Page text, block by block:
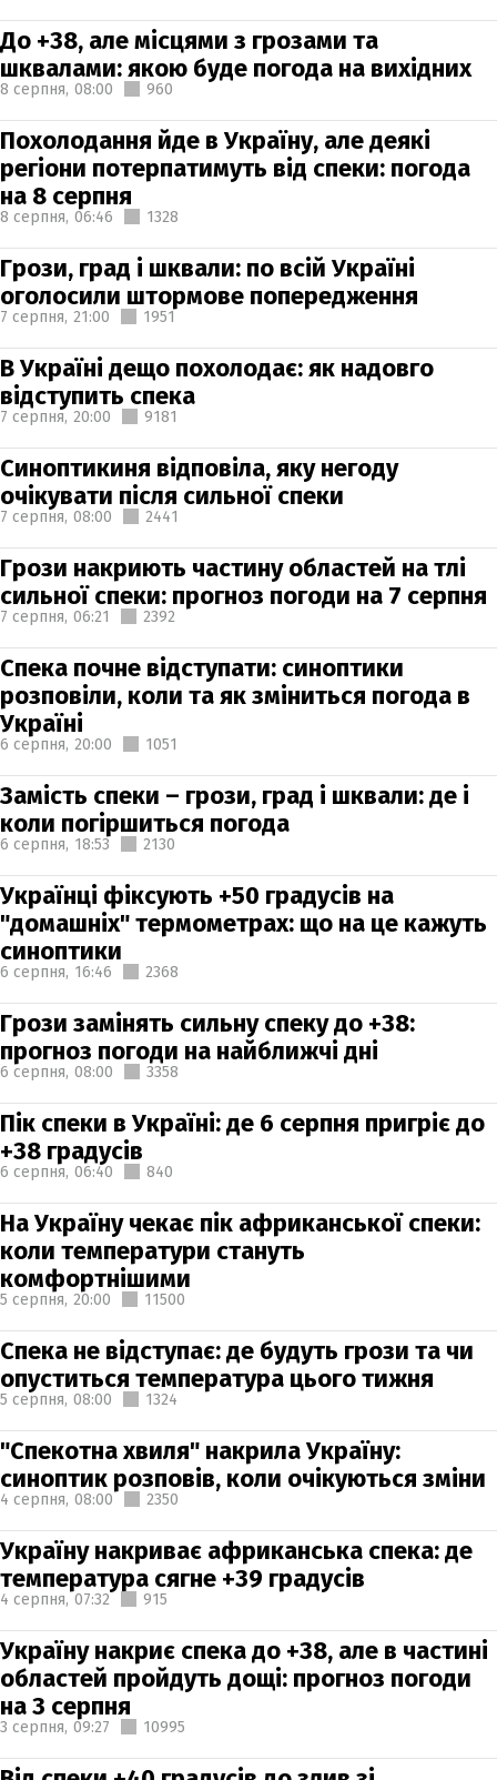
До +38, але місцями з грозами та
шквалами: якою буде погода на вихідних
8 серпня, 08:00 960
Похолодання йде в Україну, але деякі
регіони потерпатимуть від спеки: погода
на 8 серпня
8 серпня, 06:46 1328
Грози, град і шквали: по всій Україні
оголосили штормове попередження
7 серпня, 21:00 1951
В Україні дещо похолодає: як надовго
відступить спека
7 серпня, 20:00 9181
Синоптикиня відповіла, яку негоду
очікувати після сильної спеки
7 серпня, 08:00 2441
Грози накриють частину областей на тлі
сильної спеки: прогноз погоди на 7 серпня
7 серпня, 06:21 2392
Спека почне відступати: синоптики
розповіли, коли та як зміниться погода в
Україні
6 серпня, 20:00 1051
Замість спеки – грози, град і шквали: де і
коли погіршиться погода
6 серпня, 18:53 2130
Українці фіксують +50 градусів на
"домашніх" термометрах: що на це кажуть
синоптики
6 серпня, 16:46 2368
Грози замінять сильну спеку до +38:
прогноз погоди на найближчі дні
6 серпня, 08:00 3358
Пік спеки в Україні: де 6 серпня пригріє до
+38 градусів
6 серпня, 06:40 840
На Україну чекає пік африканської спеки:
коли температури стануть
комфортнішими
5 серпня, 20:00 11500
Спека не відступає: де будуть грози та чи
опуститься температура цього тижня
5 серпня, 08:00 1324
"Спекотна хвиля" накрила Україну:
синоптик розповів, коли очікуються зміни
4 серпня, 08:00 2350
Україну накриває африканська спека: де
температура сягне +39 градусів
4 серпня, 07:32 915
Україну накриє спека до +38, але в частині
областей пройдуть дощі: прогноз погоди
на 3 серпня
3 серпня, 09:27 10995